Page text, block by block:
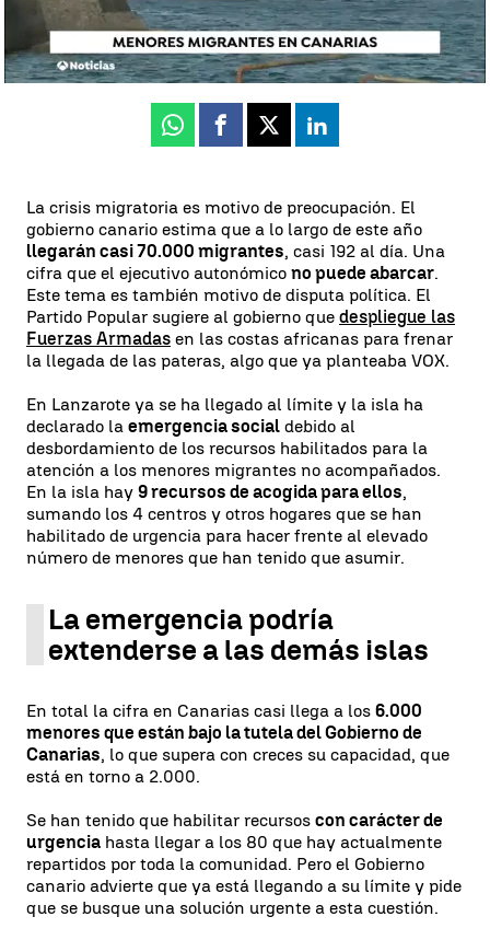
Déborah Sabina
Publicado:04 de julio de 2024, 18:39
Whatsapp
Facebook
X Linkedin
La crisis migratoria es motivo de preocupación. El
gobierno canario estima que a lo largo de este año
llegarán casi 70.000 migrantes, casi 192 al día. Una
cifra que el ejecutivo autonómico no puede abarcar.
Este tema es también motivo de disputa política. El
Partido Popular sugiere al gobierno que despliegue las
Fuerzas Armadas en las costas africanas para frenar
la llegada de las pateras, algo que ya planteaba VOX.
En Lanzarote ya se ha llegado al límite y la isla ha
declarado la emergencia social debido al
desbordamiento de los recursos habilitados para la
atención a los menores migrantes no acompañados.
En la isla hay 9 recursos de acogida para ellos,
sumando los 4 centros y otros hogares que se han
habilitado de urgencia para hacer frente al elevado
número de menores que han tenido que asumir.
La emergencia podría
extenderse a las demás islas
En total la cifra en Canarias casi llega a los 6.000
menores que están bajo la tutela del Gobierno de
Canarias, lo que supera con creces su capacidad, que
está en torno a 2.000.
Se han tenido que habilitar recursos con carácter de
urgencia hasta llegar a los 80 que hay actualmente
repartidos por toda la comunidad. Pero el Gobierno
canario advierte que ya está llegando a su límite y pide
que se busque una solución urgente a esta cuestión.